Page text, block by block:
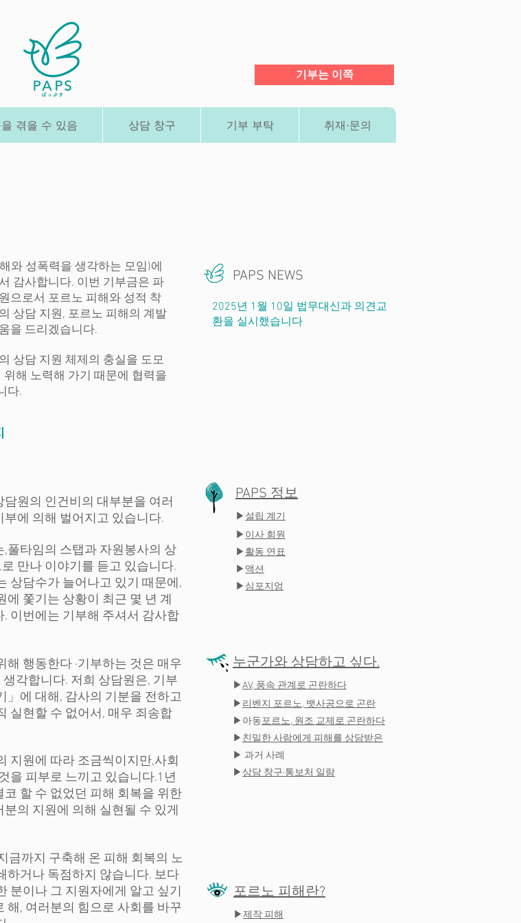
기부는 이쪽
겪을 수 있음 상담 창구 기부 부탁 취재·문의
와 성폭력을 생각하는 모임)에
감사합니다. 이번 기부금은 파
으로서 포르노 피해와 성적 착
상담 지원, 포르노 피해의 계발
을 드리겠습니다.
상담 지원 체제의 충실을 도모
위해 노력해 가기 때문에 협력을
다.
원의 인건비의 대부분을 여러
부에 의해 벌어지고 있습니다.
,풀타임의 스탭과 자원봉사의 상
만나 이야기를 듣고 있습니다.
상담수가 늘어나고 있기 때문에,
에 쫓기는 상황이 최근 몇 년 계
. 이번에는 기부해 주셔서 감사합
해 행동한다 ·기부하는 것은 매우
각합니다. 저희 상담원은, 기부
」에 대해, 감사의 기분을 전하고
실현할 수 없어서, 매우 죄송합
지원에 따라 조금씩이지만,사회
을 피부로 느끼고 있습니다.1년
코 할 수 없었던 피해 회복을 위한
의 지원에 의해 실현될 수 있게
금까지 구축해 온 피해 회복의 노
하거나 독점하지 않습니다. 보다
분이나 그 지원자에게 알고 싶기
해, 여러분의 힘으로 사회를 바꾸
PAPS NEWS
2025년 1월 10일 법무대신과 의견교
환을 실시했습니다
PAPS 정보
▶ 설립 계기
▶ 이사 회원
▶ 활동 연표
▶ 액션
▶ 심포지엄
누군가와 상담하고 싶다.
▶AV, 풍속 관계로 곤란하다
▶ 리벤지 포르노, 뱃사공으로 곤란
▶아동포르노, 원조 교제로 곤란하다
▶ 친밀한 사람에게 피해를 상담받은
▶ 과거 사례
▶ 상담 창구·통보처 일람
포르노 피해란?
▶제작 피해